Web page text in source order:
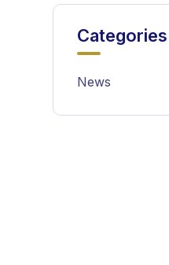
Categories
News